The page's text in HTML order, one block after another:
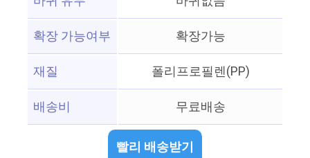
확장 가능여부
확장가능
재질
폴리프로필렌(PP)
배송비
무료배송
빨리 배송받기